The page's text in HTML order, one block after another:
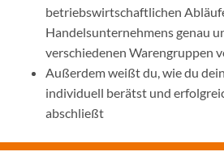
betriebswirtschaftlichen
Handelsunternehmens genau
verschiedenen Warengruppen
Außerdem weißt du, wie du
individuell berätst und
abschließt